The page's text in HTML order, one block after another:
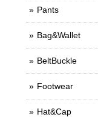
Pants
Bag&Wallet
BeltBuckle
Footwear
Hat&Cap